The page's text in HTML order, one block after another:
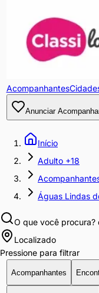
Acompanhantes
Anunciar
Início
Adulto +18
Águas Lindas
O que você procura?
Localizado
Pressione para filtrar
Acompanhantes